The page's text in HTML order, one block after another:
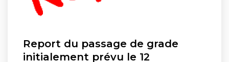
Report du passage de grade
initialement prévu le 12